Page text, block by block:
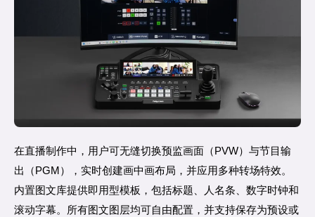
在直播制作中，用户可无缝切换预监画面（PVW）与节目输
出（PGM），实时创建画中画布局，并应用多种转场特效。
内置图文库提供即用型模板，包括标题、人名条、数字时钟和
滚动字幕。所有图文图层均可自由配置，并支持保存为预设或